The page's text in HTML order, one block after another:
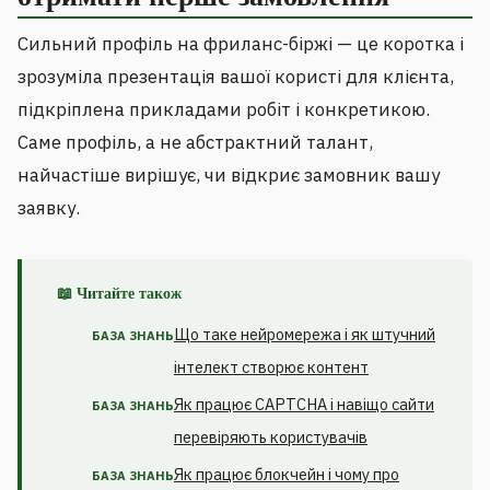
Сильний профіль на фриланс-біржі — це коротка і
зрозуміла презентація вашої користі для клієнта,
підкріплена прикладами робіт і конкретикою.
Саме профіль, а не абстрактний талант,
найчастіше вирішує, чи відкриє замовник вашу
заявку.
📖 Читайте також
БАЗА ЗНАНЬЩо таке нейромережа і як штучний
інтелект створює контент
БАЗА ЗНАНЬЯк працює CAPTCHA і навіщо сайти
перевіряють користувачів
БАЗА ЗНАНЬЯк працює блокчейн і чому про